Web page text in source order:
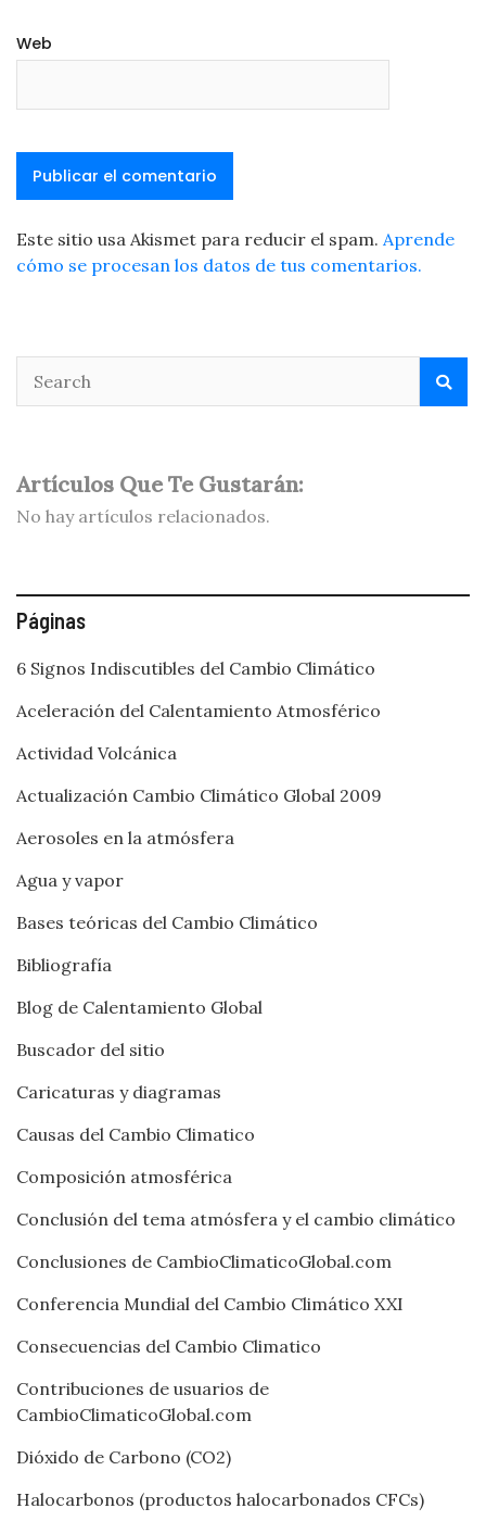
Web
Este sitio usa Akismet para reducir el spam. Aprende
cómo se procesan los datos de tus comentarios.
Artículos Que Te Gustarán:
No hay artículos relacionados.
Páginas
6 Signos Indiscutibles del Cambio Climático
Aceleración del Calentamiento Atmosférico
Actividad Volcánica
Actualización Cambio Climático Global 2009
Aerosoles en la atmósfera
Agua y vapor
Bases teóricas del Cambio Climático
Bibliografía
Blog de Calentamiento Global
Buscador del sitio
Caricaturas y diagramas
Causas del Cambio Climatico
Composición atmosférica
Conclusión del tema atmósfera y el cambio climático
Conclusiones de CambioClimaticoGlobal.com
Conferencia Mundial del Cambio Climático XXI
Consecuencias del Cambio Climatico
Contribuciones de usuarios de
CambioClimaticoGlobal.com
Dióxido de Carbono (CO2)
Halocarbonos (productos halocarbonados CFCs)